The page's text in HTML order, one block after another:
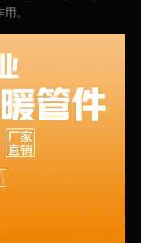
。